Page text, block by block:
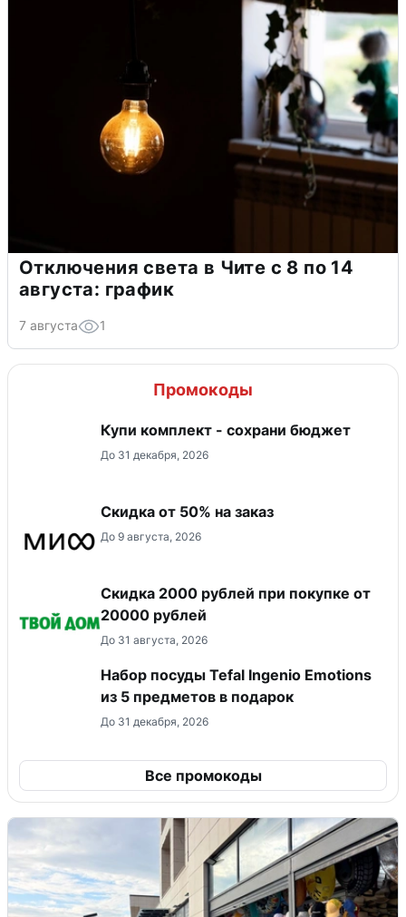
Отключения света в Чите с 8 по 14
августа: график
7 августа 1
Промокоды
Купи комплект - сохрани бюджет
До 31 декабря, 2026
Скидка от 50% на заказ
До 9 августа, 2026
Скидка 2000 рублей при покупке от
20000 рублей
До 31 августа, 2026
Набор посуды Tefal Ingenio Emotions
из 5 предметов в подарок
До 31 декабря, 2026
Все промокоды